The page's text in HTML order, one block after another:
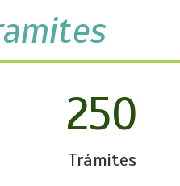
250
Trámites